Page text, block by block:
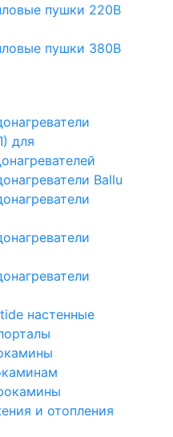
пушки 220В
пушки 380В
для
Ballu
настенные
и отопления